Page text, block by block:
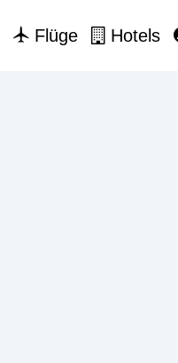
Flüge Hotels